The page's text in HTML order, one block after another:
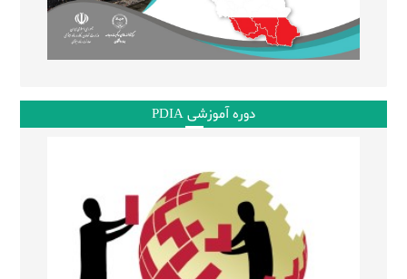
دوره آموزشی PDIA